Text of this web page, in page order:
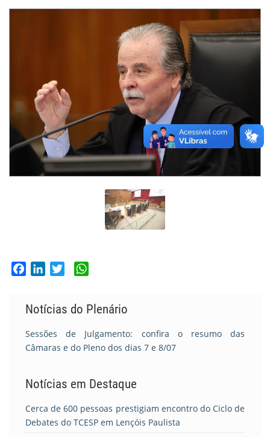
FacebookLinkedIn
Twitter
Notícias do Plenário
Sessões de Julgamento: confira o resumo das
Câmaras e do Pleno dos dias 7 e 8/07
Notícias em Destaque
Cerca de 600 pessoas prestigiam encontro do Ciclo de
Debates do TCESP em Lençóis Paulista